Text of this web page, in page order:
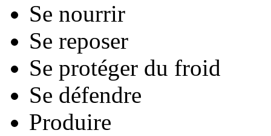
Se nourrir
Se reposer
Se protéger du froid
Se défendre
Produire